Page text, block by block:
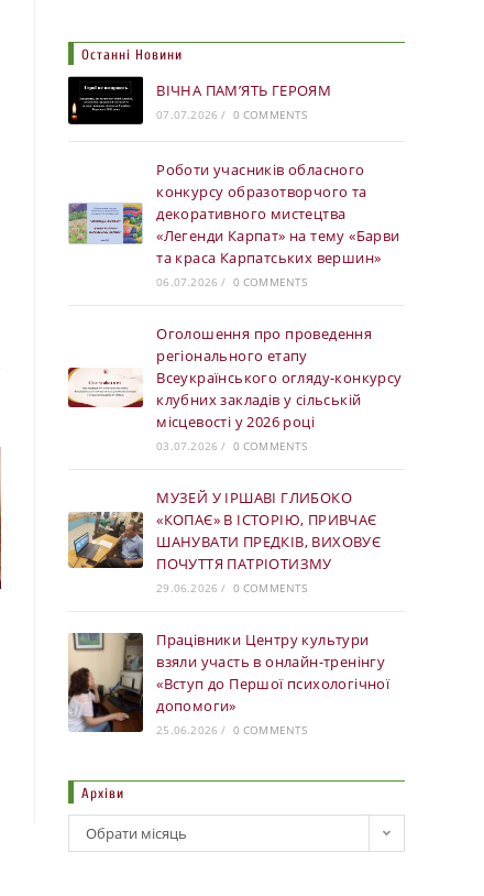
Останні Новини
ВІЧНА ПАМ’ЯТЬ ГЕРОЯМ
07.07.2026 / 0 COMMENTS
Роботи учасників обласного
конкурсу образотворчого та
декоративного мистецтва
«Легенди Карпат» на тему «Барви
та краса Карпатських вершин»
06.07.2026 / 0 COMMENTS
Оголошення про проведення
регіонального етапу
Всеукраїнського огляду-конкурсу
клубних закладів у сільській
місцевості у 2026 році
03.07.2026 / 0 COMMENTS
МУЗЕЙ У ІРШАВІ ГЛИБОКО
«КОПАЄ» В ІСТОРІЮ, ПРИВЧАЄ
ШАНУВАТИ ПРЕДКІВ, ВИХОВУЄ
ПОЧУТТЯ ПАТРІОТИЗМУ
29.06.2026 / 0 COMMENTS
Працівники Центру культури
взяли участь в онлайн-тренінгу
«Вступ до Першої психологічної
допомоги»
25.06.2026 / 0 COMMENTS
Архіви
Обрати місяць